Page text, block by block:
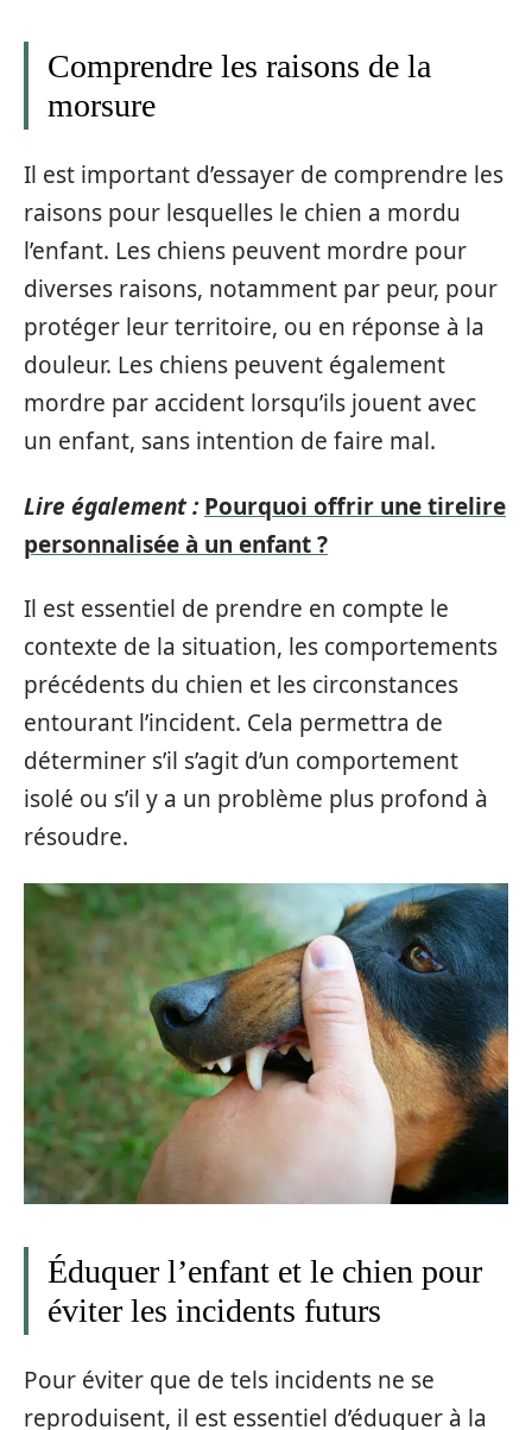
Comprendre les raisons de la
morsure
Il est important d’essayer de comprendre les
raisons pour lesquelles le chien a mordu
l’enfant. Les chiens peuvent mordre pour
diverses raisons, notamment par peur, pour
protéger leur territoire, ou en réponse à la
douleur. Les chiens peuvent également
mordre par accident lorsqu’ils jouent avec
un enfant, sans intention de faire mal.
Lire également : Pourquoi offrir une tirelire
personnalisée à un enfant ?
Il est essentiel de prendre en compte le
contexte de la situation, les comportements
précédents du chien et les circonstances
entourant l’incident. Cela permettra de
déterminer s’il s’agit d’un comportement
isolé ou s’il y a un problème plus profond à
résoudre.
Éduquer l’enfant et le chien pour
éviter les incidents futurs
Pour éviter que de tels incidents ne se
reproduisent, il est essentiel d’éduquer à la